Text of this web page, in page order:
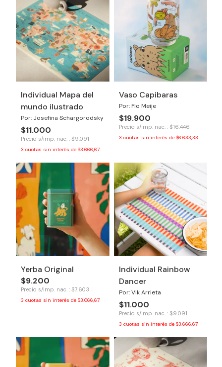
Individual Mapa del
mundo ilustrado
Por: Josefina Schargorodsky
$11.000
Precio s/imp. nac. : $9.091
3 cuotas sin interés de $3.666,67
Vaso Capibaras
Por: Flo Meije
$19.900
Precio s/imp. nac. : $16.446
3 cuotas sin interés de $6.633,33
Yerba Original
$9.200
Precio s/imp. nac. : $7.603
3 cuotas sin interés de $3.066,67
Individual Rainbow
Dancer
Por: Vik Arrieta
$11.000
Precio s/imp. nac. : $9.091
3 cuotas sin interés de $3.666,67